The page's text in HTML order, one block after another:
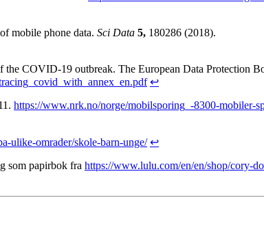
mobile phone data. Sci Data 5, 180286 (2018).
COVID-19 outbreak. The European Data Protection
↩
https://www.nrk.no/norge/mobilsporing_-8300-mobiler-
ulike-omrader/skole-barn-unge/ ↩
som papirbok fra https://www.lulu.com/en/en/shop/cory-